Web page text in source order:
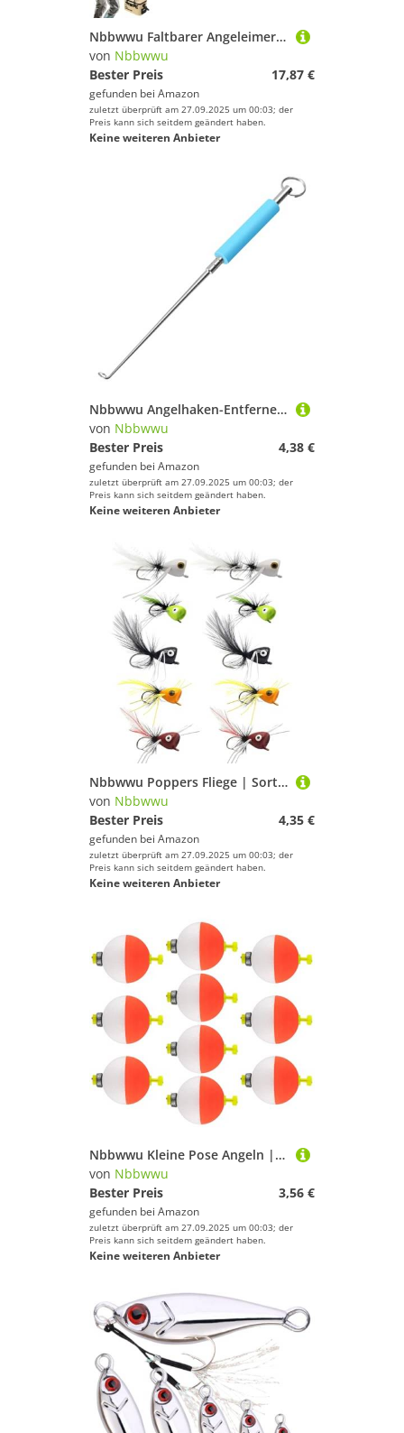
Nbbwwu Faltbarer Angeleimer | Faltbarer Angeleimer für lebende Köder, Angel-Organizer, Eva-Ausrüstung für Outdoor-Sport, Flüsse, Seen, Bäche, Teiche, Reservoir Offshore
von Nbbwwu
Bester Preis
17,87 €
gefunden bei Amazon
zuletzt überprüft am 27.09.2025 um 00:03; der
Preis kann sich seitdem geändert haben.
Keine weiteren Anbieter
Nbbwwu Angelhaken-Entferner-Werkzeug, Edelstahl, Angelhaken-Entferner, tragbarer Salzwasser- -Dehooker für Angler, Fluss, See, Kajak, Jagd, Hai, Barsch, Forelle, Wels
von Nbbwwu
Bester Preis
4,38 €
gefunden bei Amazon
zuletzt überprüft am 27.09.2025 um 00:03; der
Preis kann sich seitdem geändert haben.
Keine weiteren Anbieter
Nbbwwu Poppers Fliege | Sortiment Angelköder Popper Fliegen | Multifunktionale Fischfang Ausrüstung Süßwasserzubehör für Seebarsch Lachs Forelle Sonnenbarsch
von Nbbwwu
Bester Preis
4,35 €
gefunden bei Amazon
zuletzt überprüft am 27.09.2025 um 00:03; der
Preis kann sich seitdem geändert haben.
Keine weiteren Anbieter
Nbbwwu Kleine Pose Angeln | 10 Stück Ovale Forellenposen - Gewichtete Eva-Schaumstoff Bojen Ausrüstung für Blaubarsche Crappie Sonnenbarsch Barsch Forellen
von Nbbwwu
Bester Preis
3,56 €
gefunden bei Amazon
zuletzt überprüft am 27.09.2025 um 00:03; der
Preis kann sich seitdem geändert haben.
Keine weiteren Anbieter